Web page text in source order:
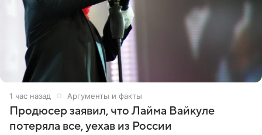
1 час назад Аргументы и факты
Продюсер заявил, что Лайма Вайкуле
потеряла все, уехав из России